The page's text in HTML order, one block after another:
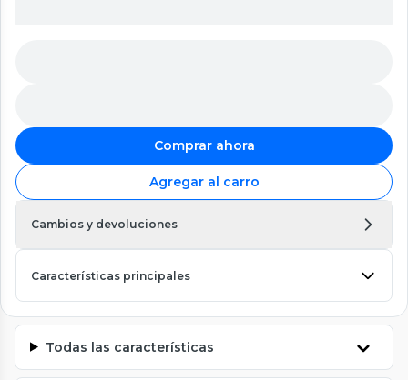
Comprar ahora
Agregar al carro
Cambios y devoluciones
Características principales
Todas las características